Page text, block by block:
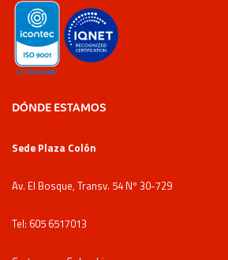
DÓNDE ESTAMOS
Sede Plaza Colón
Av. El Bosque, Transv. 54 Nº 30-729
Tel: 605 6517013